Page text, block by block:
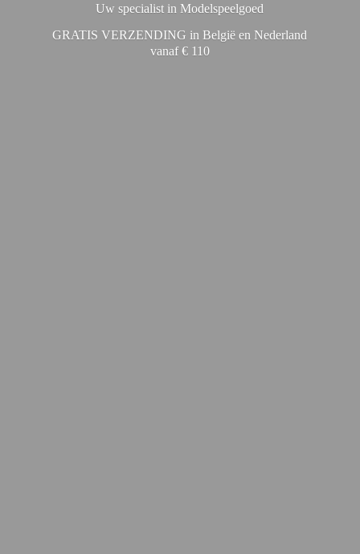
Uw specialist in Modelspeelgoed
GRATIS VERZENDING in België en Nederland
vanaf € 110